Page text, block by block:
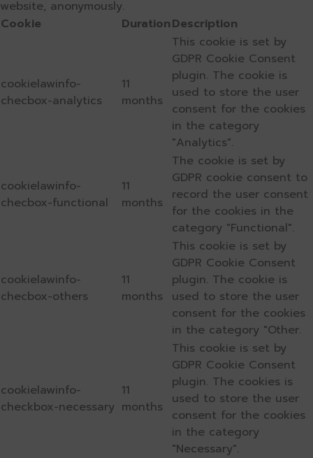
website, anonymously.
Cookie
DurationDescription
cookielawinfo-
checbox-analytics
11
months
This cookie is set by
GDPR Cookie Consent
plugin. The cookie is
used to store the user
consent for the cookies
in the category
"Analytics".
cookielawinfo-
checbox-functional
11
months
The cookie is set by
GDPR cookie consent to
record the user consent
for the cookies in the
category "Functional".
cookielawinfo-
checbox-others
11
months
This cookie is set by
GDPR Cookie Consent
plugin. The cookie is
used to store the user
consent for the cookies
in the category "Other.
cookielawinfo-
checkbox-necessary
11
months
This cookie is set by
GDPR Cookie Consent
plugin. The cookies is
used to store the user
consent for the cookies
in the category
"Necessary".